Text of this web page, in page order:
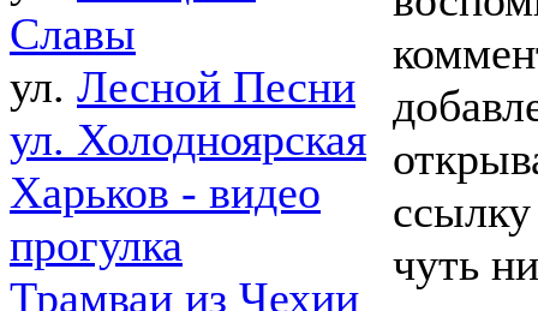
Славы
ул. Лесной Песни
ул. Холодноярская
Харьков - видео
прогулка
Трамваи из Чехии
чуть